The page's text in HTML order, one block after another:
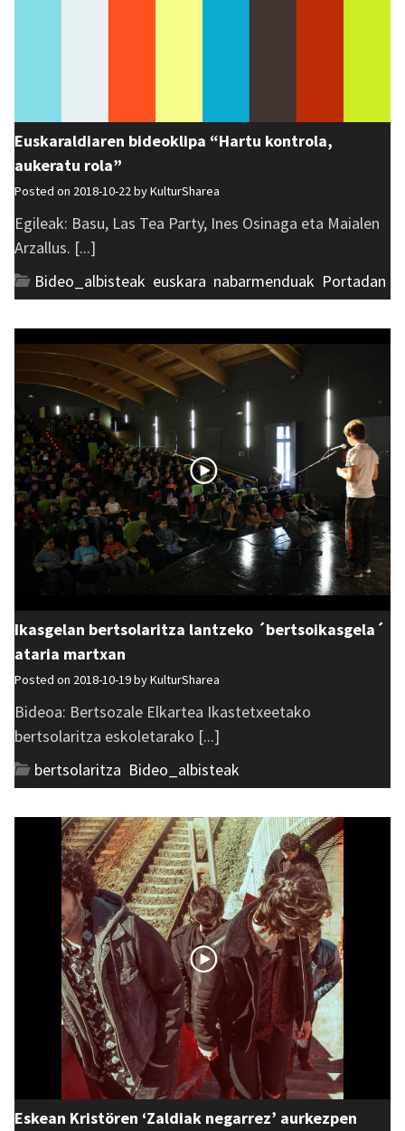
Euskaraldiaren bideoklipa “Hartu kontrola,
aukeratu rola”
Posted on 2018-10-22 byKulturSharea
Egileak: Basu, Las Tea Party, Ines Osinaga eta Maialen
Arzallus. [...]
Bideo_albisteak euskara nabarmenduak Portadan
Ikasgelan bertsolaritza lantzeko ´bertsoikasgela´
ataria martxan
Posted on 2018-10-19 byKulturSharea
Bideoa: Bertsozale Elkartea Ikastetxeetako
bertsolaritza eskoletarako [...]
bertsolaritza Bideo_albisteak
Eskean Kristören ‘Zaldiak negarrez’ aurkezpen